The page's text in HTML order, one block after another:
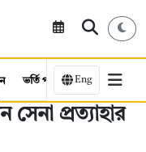
ভর্তি পরীক্ষা কর্মসংস্থান
Eng
সেনা প্রত্যাহার